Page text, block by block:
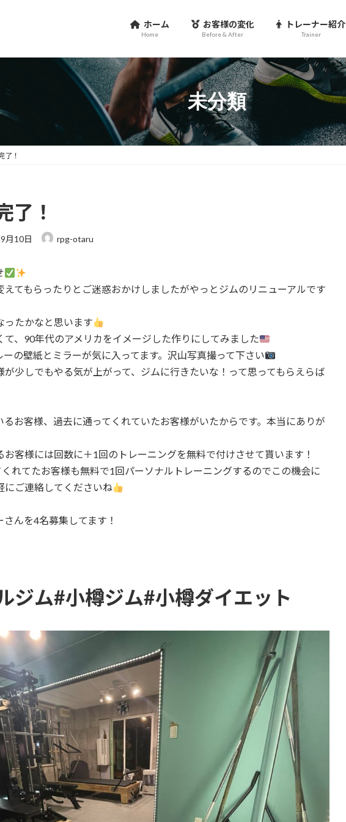
ホーム
Home
お客様の変化
Before & After
トレーナー紹介
Trainer
未分類
了！
了！
月10日 rpg-otaru
えてもらったりとご迷惑おかけしましたがやっとジムのリニューアルです
ったかなと思います
、90年代のアメリカをイメージした作りにしてみました
の壁紙とミラーが気に入ってます。沢山写真撮って下さい
少しでもやる気が上がって、ジムに行きたいな！って思ってもらえらば
るお客様、過去に通ってくれていたお客様がいたからです。本当にありが
客様には回数に＋1回のトレーニングを無料で付けさせて貰います！
れてたお客様も無料で1回パーソナルトレーニングするのでこの機会に
にご連絡してくださいね
んを4名募集してます！
ジム#小樽ジム#小樽ダイエット